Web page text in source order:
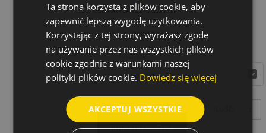
Tabela rozmiarów
2. Wybierz rozmiar:
Rozmiar
wybierz
wybierz
DODAJ DO KOSZYKA
Ta strona korzysta z plików cookie, aby
zapewnić lepszą wygodę użytkowania.
Korzystając z tej strony, wyrażasz zgodę
na używanie przez nas wszystkich plików
cookie zgodnie z warunkami naszej
polityki plików cookie. Dowiedz się więcej
AKCEPTUJ WSZYSTKIE